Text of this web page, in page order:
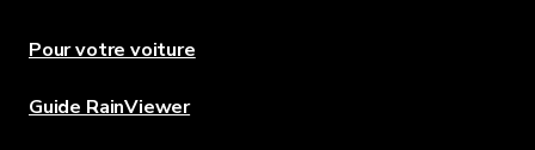
Pour votre voiture
Guide RainViewer